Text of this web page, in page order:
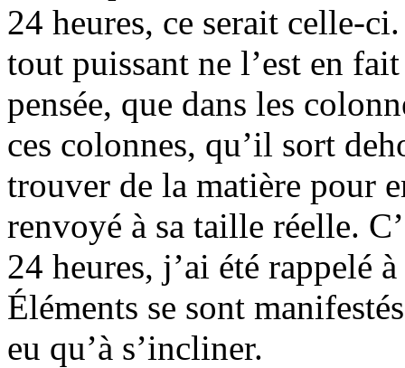
24 heures, ce serait celle-
tout puissant ne l’est en
pensée, que dans les
ces colonnes, qu’il sort
trouver de la matière pour
renvoyé à sa taille réelle.
24 heures, j’ai été rappelé
Éléments se sont
eu qu’à s’incliner.